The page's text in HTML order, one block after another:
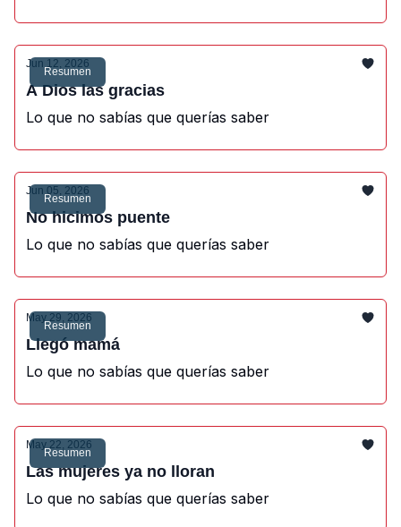
Resumen
Jun 12, 2026
A Dios las gracias
Lo que no sabías que querías saber
Resumen
Jun 05, 2026
No hicimos puente
Lo que no sabías que querías saber
Resumen
May 29, 2026
Llegó mamá
Lo que no sabías que querías saber
Resumen
May 22, 2026
Las mujeres ya no lloran
Lo que no sabías que querías saber